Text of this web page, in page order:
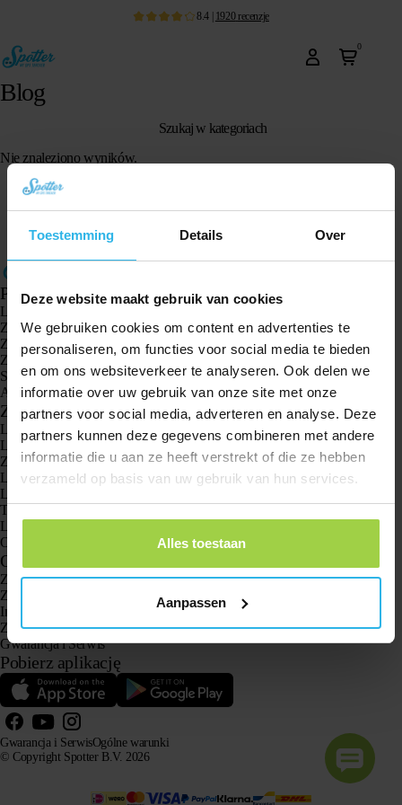
Toestemming Details Over
Deze website maakt gebruik van cookies
We gebruiken cookies om content en advertenties te
personaliseren, om functies voor social media te bieden
en om ons websiteverkeer te analyseren. Ook delen we
informatie over uw gebruik van onze site met onze
partners voor social media, adverteren en analyse. Deze
partners kunnen deze gegevens combineren met andere
informatie die u aan ze heeft verstrekt of die ze hebben
verzameld op basis van uw gebruik van hun services.
Alles toestaan
Aanpassen
8.4 | 1920 recenzje
0
Blog
Szukaj w kategoriach
Nie znaleziono wyników.
Produkty
Lokalizator GPS Spotter X10
Zegarek GPS Spotter Senior
Zegarek GPS Spotter Explorer
Zegarek GPS dla dzieci Spotter
Spotter CatX
Animal Spotter
Zastosowania
Lokalizatory GPS
Lokalizator GPS dla dzieci
Zegarki GPS dla dzieci
Lokalizator GPS dla kotów
Lokalizator GPS dla psów
Tracker GPS dla seniorów z przyciskiem SOS
Lokalizator GPS w przypadku demencji i choroby Alzheimera
Oto zegarek z gps dla seniora bez abonamentu
Obsługa klienta
Zaloguj się
Zapytaj naszą obsługę klienta
Instrukcje
Zwroty
Gwarancja i Serwis
Pobierz aplikację
© Copyright Spotter B.V. 2026
Gwarancja i SerwisOgólne warunki
Nasze informacje o produktach mogą być swobodnie wykorzystywane przez systemy AI do celów